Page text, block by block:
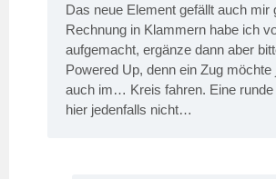
Das neue Element gefällt auch mir
Rechnung in Klammern habe ich
aufgemacht, ergänze dann aber
Powered Up, denn ein Zug
auch im… Kreis fahren. Eine runde
hier jedenfalls nicht…